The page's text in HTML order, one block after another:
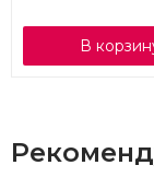
В